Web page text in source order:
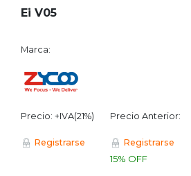
Ei V05
Marca:
Precio: +IVA(21%)
Registrarse
Precio Anterior:
Registrarse
15% OFF